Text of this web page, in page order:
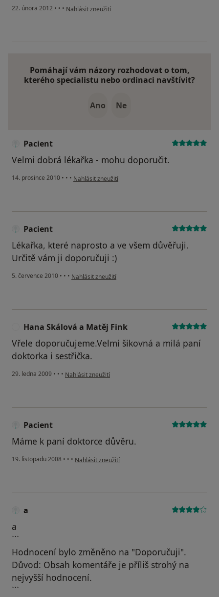
22. února 2012 • • • podle názoru uživatele Váš účet byl odstraněn
Nahlásit zneužití
Pomáhají vám názory rozhodovat o tom,
kterého specialistu nebo ordinaci navštívit?
Ano Ne
Pacient
Velmi dobrá lékařka - mohu doporučit.
14. prosince 2010 • • • podle názoru uživatele Pacient
Nahlásit zneužití
Pacient
Lékařka, které naprosto a ve všem důvěřuji.
Určitě vám ji doporučuji :)
5. července 2010 • • • podle názoru uživatele Pacient
Nahlásit zneužití
Hana Skálová a Matěj Fink
Vřele doporučujeme.Velmi šikovná a milá paní
doktorka i sestřička.
29. ledna 2009 • • • podle názoru uživatele Hana Skálová a Matěj Fink
Nahlásit zneužití
Pacient
Máme k paní doktorce důvěru.
19. listopadu 2008 • • • podle názoru uživatele Pacient
Nahlásit zneužití
a
a
```
Hodnocení bylo změněno na "Doporučuji".
Důvod: Obsah komentáře je příliš strohý na
nejvyšší hodnocení.
```